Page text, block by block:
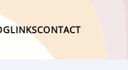
LINKSCONTACT